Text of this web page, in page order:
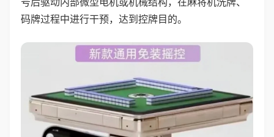
码牌过程中进行干预，达到控牌目的。